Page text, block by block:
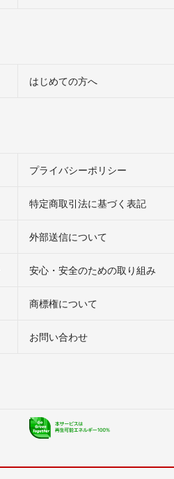
はじめての方へ
プライバシーポリシー
特定商取引法に基づく表記
外部送信について
安心・安全のための取り組み
商標権について
お問い合わせ